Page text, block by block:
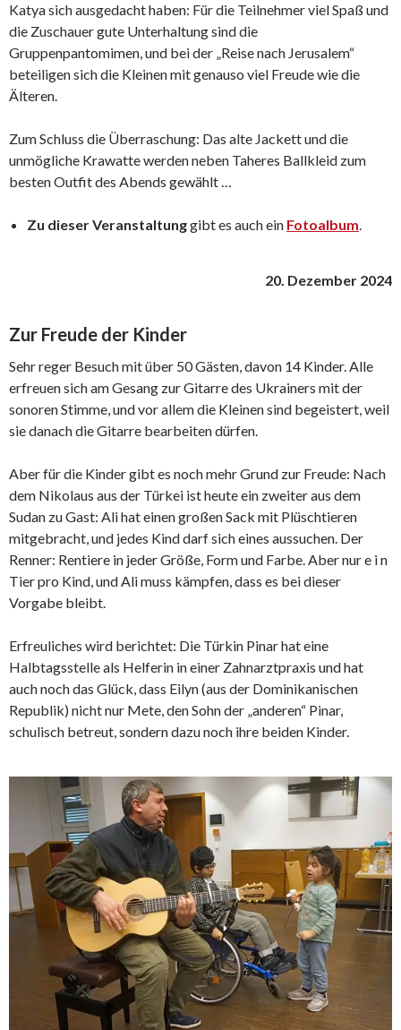
Katya sich ausgedacht haben: Für die Teilnehmer viel Spaß und
die Zuschauer gute Unterhaltung sind die
Gruppenpantomimen, und bei der „Reise nach Jerusalem“
beteiligen sich die Kleinen mit genauso viel Freude wie die
Älteren.
Zum Schluss die Überraschung: Das alte Jackett und die
unmögliche Krawatte werden neben Taheres Ballkleid zum
besten Outfit des Abends gewählt …
Zu dieser Veranstaltunggibt es auch ein Fotoalbum.
20. Dezember 2024
Zur Freude der Kinder
Sehr reger Besuch mit über 50 Gästen, davon 14 Kinder. Alle
erfreuen sich am Gesang zur Gitarre des Ukrainers mit der
sonoren Stimme, und vor allem die Kleinen sind begeistert, weil
sie danach die Gitarre bearbeiten dürfen.
Aber für die Kinder gibt es noch mehr Grund zur Freude: Nach
dem Nikolaus aus der Türkei ist heute ein zweiter aus dem
Sudan zu Gast: Ali hat einen großen Sack mit Plüschtieren
mitgebracht, und jedes Kind darf sich eines aussuchen. Der
Renner: Rentiere in jeder Größe, Form und Farbe. Aber nur e i n
Tier pro Kind, und Ali muss kämpfen, dass es bei dieser
Vorgabe bleibt.
Erfreuliches wird berichtet: Die Türkin Pinar hat eine
Halbtagsstelle als Helferin in einer Zahnarztpraxis und hat
auch noch das Glück, dass Eilyn (aus der Dominikanischen
Republik) nicht nur Mete, den Sohn der „anderen“ Pinar,
schulisch betreut, sondern dazu noch ihre beiden Kinder.